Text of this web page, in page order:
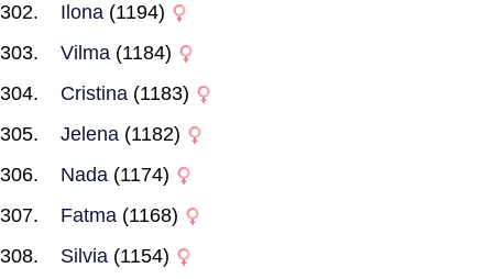
Ilona (1194)
Vilma (1184)
Cristina (1183)
Jelena (1182)
Nada (1174)
Fatma (1168)
Silvia (1154)